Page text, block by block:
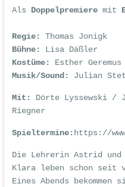
Als Doppelpremieremit
Regie:
Thomas Jonigk
Bühne:
Lisa Däßler
Kostüme: Esther Geremus
Musik/Sound: Julian
Mit: Dörte Lyssewski /
Riegner
Spieltermine:https://
Die Lehrerin Astrid und
Klara leben schon seit
Eines Abends bekommen